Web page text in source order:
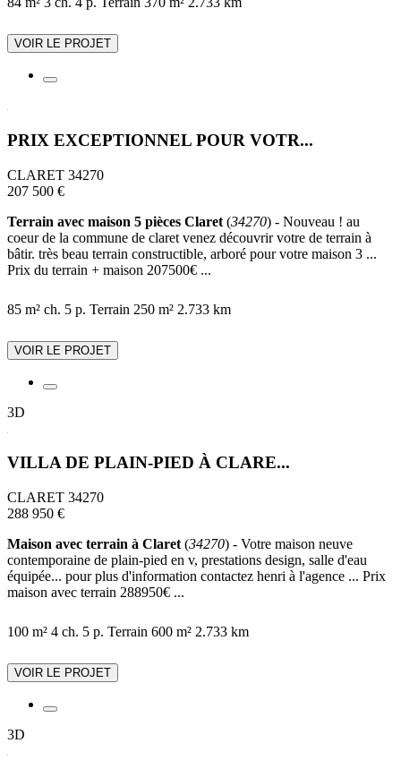
VOIR LE PROJET
PRIX EXCEPTIONNEL POUR VOTR...
CLARET 34270
207 500 €
Terrain avec maison 5 pièces Claret (34270) - Nouveau ! au
coeur de la commune de claret venez découvrir votre de terrain à
bâtir. très beau terrain constructible, arboré pour votre maison 3 ...
Prix du terrain + maison 207500€ ...
85 m² ch. 5 p. Terrain 250 m² 2.733 km
VOIR LE PROJET
3D
VILLA DE PLAIN-PIED À CLARE...
CLARET 34270
288 950 €
Maison avec terrain à Claret (34270) - Votre maison neuve
contemporaine de plain-pied en v, prestations design, salle d'eau
équipée... pour plus d'information contactez henri à l'agence ... Prix
maison avec terrain 288950€ ...
100 m² 4 ch. 5 p. Terrain 600 m² 2.733 km
VOIR LE PROJET
3D